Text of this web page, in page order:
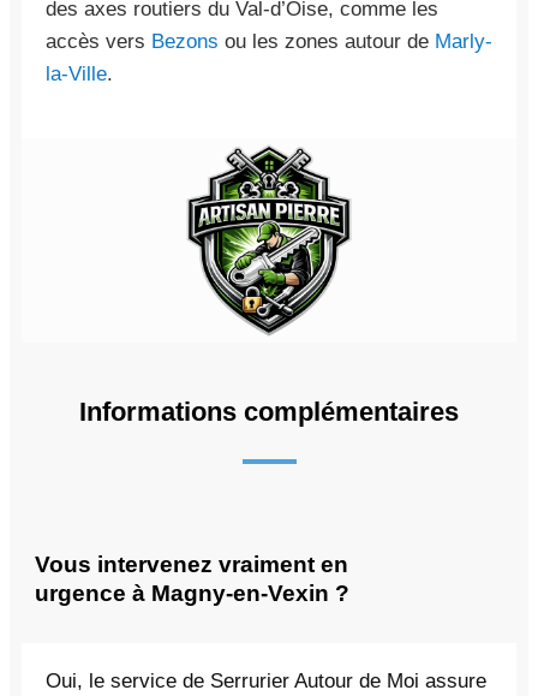
des axes routiers du Val-d’Oise, comme les
accès vers Bezons ou les zones autour de Marly-
la-Ville.
Informations complémentaires
Vous intervenez vraiment en
urgence à Magny-en-Vexin ?
Oui, le service de Serrurier Autour de Moi assure